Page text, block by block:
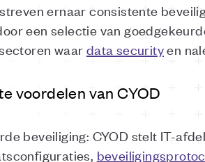
ernaar consistente
een selectie van
waar data securityen
voordelen van CYOD
beveiliging: CYOD stelt IT-